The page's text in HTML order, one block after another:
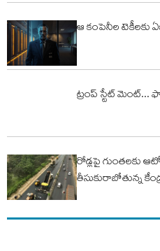
ఆ కంపెనీల టెకీలకు
ట్రంప్ స్టేట్ మెంట్‌...
రోడ్లపై గుంతలకు
తీసుకురాబోతున్న